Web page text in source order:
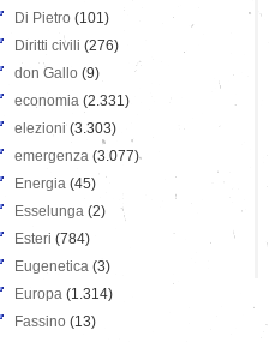
Di Pietro (101)
Diritti civili (276)
don Gallo (9)
economia (2.331)
elezioni (3.303)
emergenza (3.077)
Energia (45)
Esselunga (2)
Esteri (784)
Eugenetica (3)
Europa (1.314)
Fassino (13)